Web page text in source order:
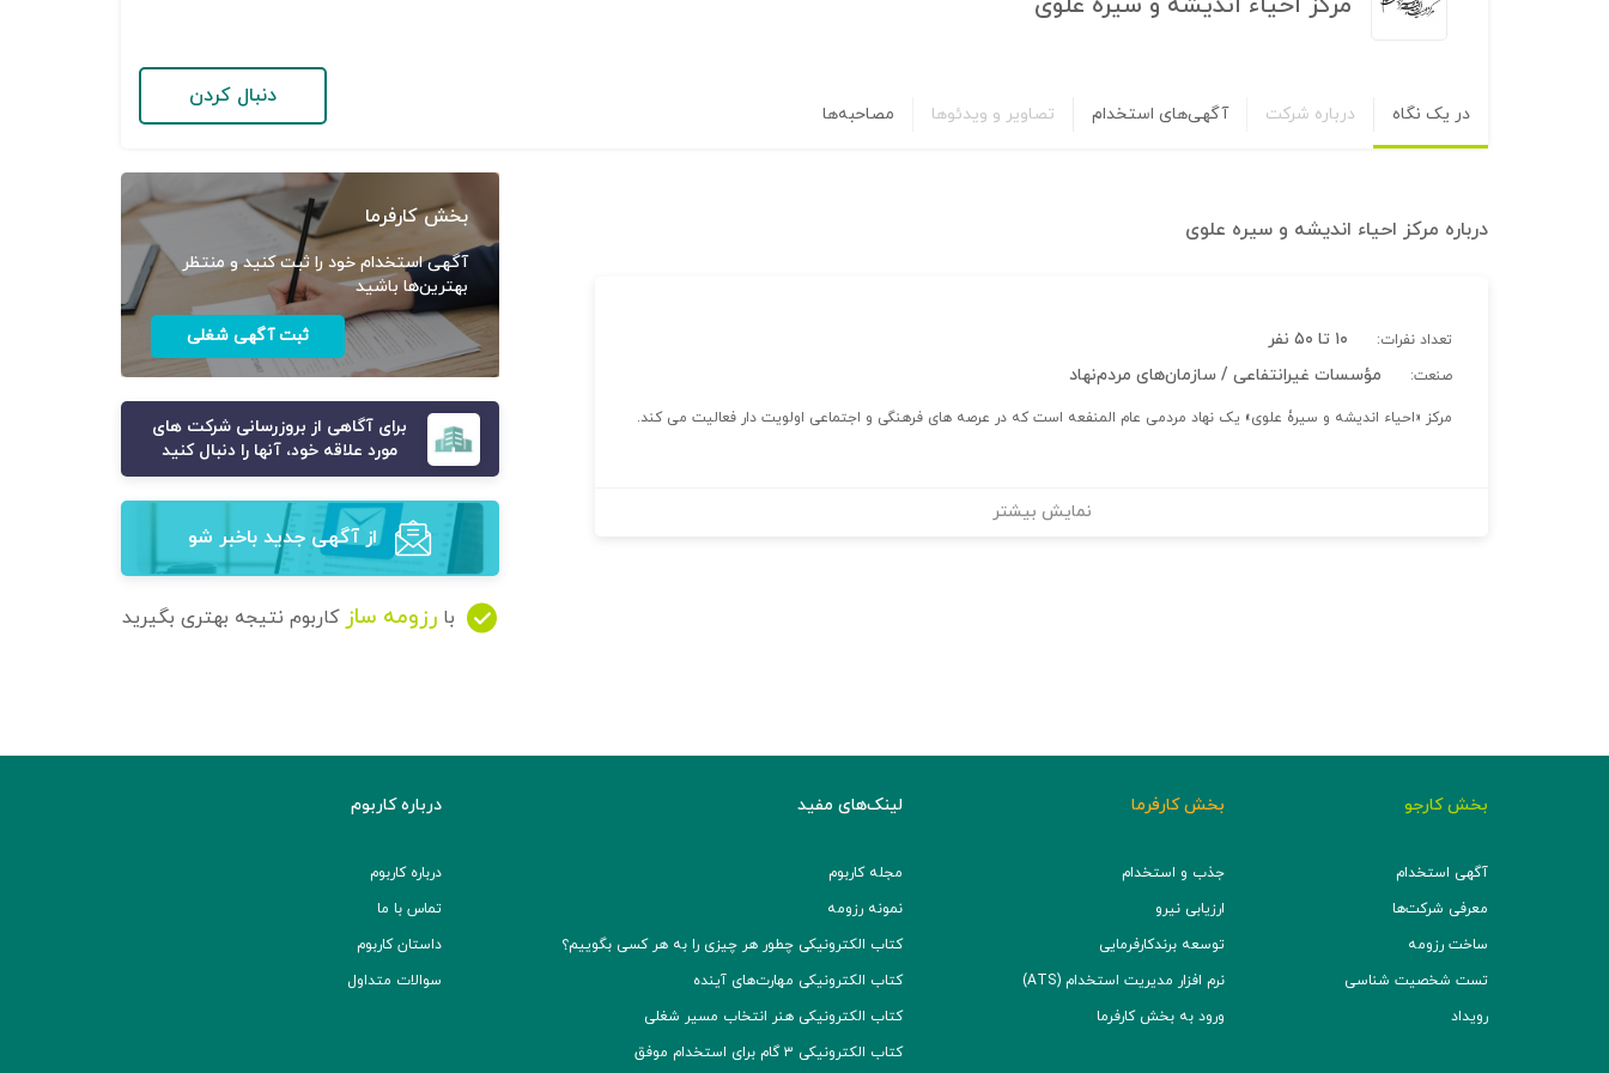
در یک نگاه درباره شرکت آگهی‌های استخدام تصاویر و ویدئوها مصاحبه‌ها
دنبال کردن
درباره مرکز احیاء اندیشه و سیره علوی
تعداد نفرات: ۱۰ تا ۵۰ نفر
صنعت: مؤسسات غیرانتفاعی / سازمان‌های مردم‌نهاد
مرکز «احیاء اندیشه و سیرۀ علوی» یک نهاد مردمی عام المنفعه است که در عرصه های فرهنگی و اجتماعی اولویت دار فعالیت می کند.
نمایش بیشتر
بخش کارفرما
آگهی استخدام خود را ثبت کنید و منتظر
بهترین‌ها باشید
ثبت آگهی شغلی
برای آگاهی از بروزرسانی شرکت های
مورد علاقه خود، آنها را دنبال کنید
از آگهی‌ جدید باخبر شو
با رزومه ساز کاربوم نتیجه بهتری بگیرید
بخش کارجو
آگهی استخدام
معرفی شرکت‌ها
ساخت رزومه
تست شخصیت شناسی
رویداد
بخش کارفرما
جذب و استخدام
ارزیابی نیرو
توسعه برند‌کارفرمایی
نرم افزار مدیریت استخدام (ATS)
ورود به بخش کارفرما
لینک‌های مفید
مجله کاربوم
نمونه رزومه
کتاب الکترونیکی چطور هر چیزی را به هر کسی بگوییم؟
کتاب الکترونیکی مهارت‌های آینده
کتاب الکترونیکی هنر انتخاب مسیر شغلی
کتاب الکترونیکی ۳ گام برای استخدام موفق
درباره کاربوم
درباره کاربوم
تماس با ما
داستان کاربوم
سوالات متداول